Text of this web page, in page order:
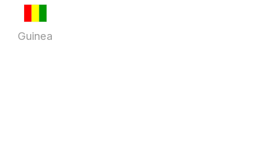
Guinea